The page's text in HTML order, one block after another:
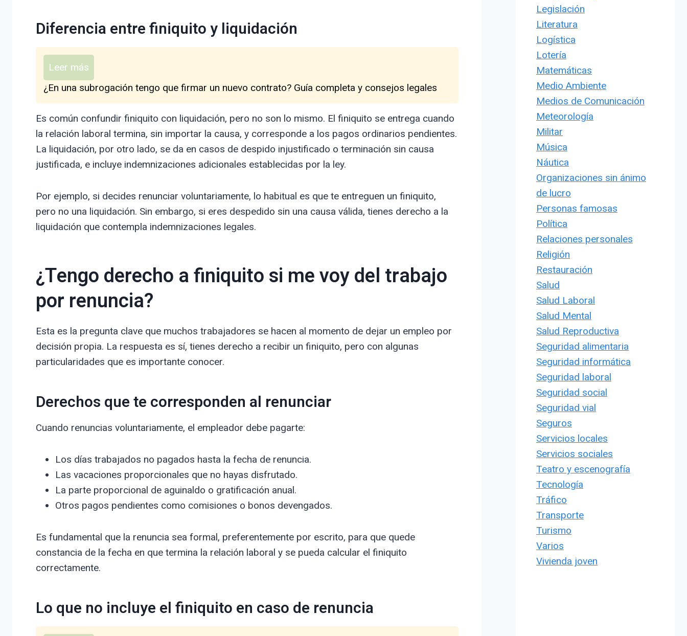
Diferencia entre finiquito y liquidación
Leer más
¿En una subrogación tengo que firmar un nuevo contrato? Guía completa y consejos legales
Es común confundir finiquito con liquidación, pero no son lo mismo. El finiquito se entrega cuando
la relación laboral termina, sin importar la causa, y corresponde a los pagos ordinarios pendientes.
La liquidación, por otro lado, se da en casos de despido injustificado o terminación sin causa
justificada, e incluye indemnizaciones adicionales establecidas por la ley.
Por ejemplo, si decides renunciar voluntariamente, lo habitual es que te entreguen un finiquito,
pero no una liquidación. Sin embargo, si eres despedido sin una causa válida, tienes derecho a la
liquidación que contempla indemnizaciones legales.
¿Tengo derecho a finiquito si me voy del trabajo
por renuncia?
Esta es la pregunta clave que muchos trabajadores se hacen al momento de dejar un empleo por
decisión propia. La respuesta es sí, tienes derecho a recibir un finiquito, pero con algunas
particularidades que es importante conocer.
Derechos que te corresponden al renunciar
Cuando renuncias voluntariamente, el empleador debe pagarte:
Los días trabajados no pagados hasta la fecha de renuncia.
Las vacaciones proporcionales que no hayas disfrutado.
La parte proporcional de aguinaldo o gratificación anual.
Otros pagos pendientes como comisiones o bonos devengados.
Es fundamental que la renuncia sea formal, preferentemente por escrito, para que quede
constancia de la fecha en que termina la relación laboral y se pueda calcular el finiquito
correctamente.
Lo que no incluye el finiquito en caso de renuncia
Legislación
Literatura
Logística
Lotería
Matemáticas
Medio Ambiente
Medios de Comunicación
Meteorología
Militar
Música
Náutica
Organizaciones sin ánimo
de lucro
Personas famosas
Política
Relaciones personales
Religión
Restauración
Salud
Salud Laboral
Salud Mental
Salud Reproductiva
Seguridad alimentaria
Seguridad informática
Seguridad laboral
Seguridad social
Seguridad vial
Seguros
Servicios locales
Servicios sociales
Teatro y escenografía
Tecnología
Tráfico
Transporte
Turismo
Varios
Vivienda joven